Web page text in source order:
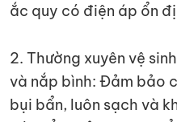
ắc quy có điện áp ổn
2. Thường xuyên vệ
và nắp bình: Đảm bảo
bụi bẩn, luôn sạch và